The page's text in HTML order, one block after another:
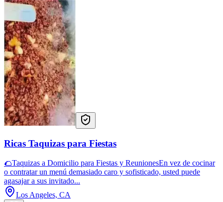
Ricas Taquizas para Fiestas
🌮Taquizas a Domicilio para Fiestas y ReunionesEn vez de cocinar
o contratar un menú demasiado caro y sofisticado, usted puede
agasajar a sus invitado...
Los Angeles, CA